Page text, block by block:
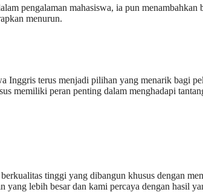
pengalaman mahasiswa, ia pun
menurun.
Inggris terus menjadi pilihan yang menarik bagi
memiliki peran penting dalam menghadapi
tinggi yang dibangun khusus dengan
yang lebih besar dan kami percaya dengan hasil